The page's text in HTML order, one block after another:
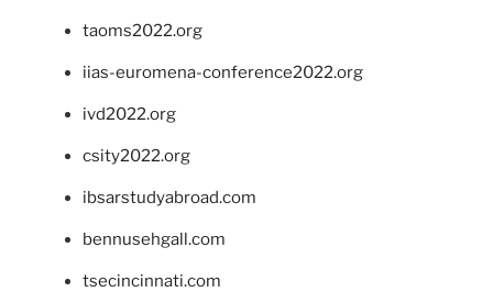
taoms2022.org
iias-euromena-conference2022.org
ivd2022.org
csity2022.org
ibsarstudyabroad.com
bennusehgall.com
tsecincinnati.com